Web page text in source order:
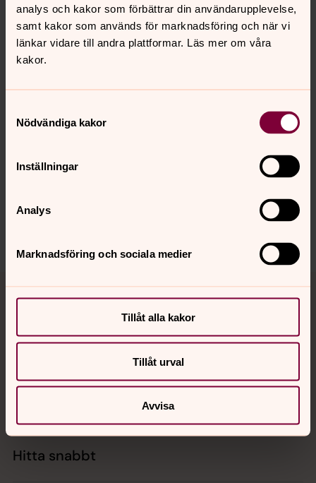
analys och kakor som förbättrar din användarupplevelse,
samt kakor som används för marknadsföring och när vi
länkar vidare till andra plattformar. Läs mer om våra
kakor.
Nödvändiga kakor
Inställningar
Analys
Marknadsföring och sociala medier
Tillåt alla kakor
Tillåt urval
Avvisa
Vi tillämpar löpande tillsättning.
Frågor om tjänsten besvaras av:
Synpunkter eller frågor på sidans
norra.oland.pastorat@svenskakyrkan.se
Kontakt
Hitta snabbt